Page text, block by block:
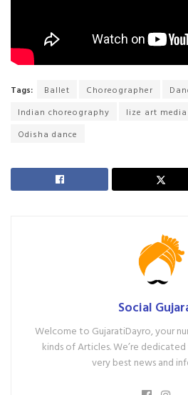
Tags: Ballet Choreographer
Indian choreography
lize art media
Odisha dance
Social
Welcome to GujaratiDayro, your
kinds of Articles. We’re
very best news and